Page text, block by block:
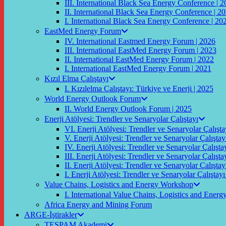
III. International Black Sea Energy Conference |
II. International Black Sea Energy Conference |
I. International Black Sea Energy Conference |
EastMed Energy Forum
IV. International Eastmed Energy Forum | 2026
III. International EastMed Energy Forum | 2023
II. International EastMed Energy Forum | 2022
I. International EastMed Energy Forum | 2021
Kızıl Elma Çalıştayı
I. Kızılelma Çalıştayı: Türkiye ve Enerji | 2025
World Energy Outlook Forum
II. World Energy Outlook Forum | 2025
Enerji Atölyesi: Trendler ve Senaryolar Çalıştayı
VI. Enerji Atölyesi: Trendler ve Senaryolar
V. Enerji Atölyesi: Trendler ve Senaryolar
IV. Enerji Atölyesi: Trendler ve Senaryolar
III. Enerji Atölyesi: Trendler ve Senaryolar
II. Enerji Atölyesi: Trendler ve Senaryolar
I. Enerji Atölyesi: Trendler ve Senaryolar
Value Chains, Logistics and Energy Workshop
I. International Value Chains, Logistics and
Africa Energy and Mining Forum
ARGE-İştirakler